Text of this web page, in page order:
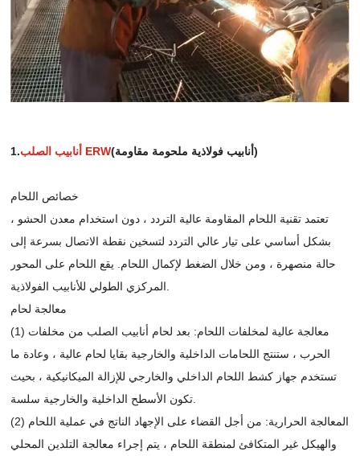
1. أنابيب الصلب ERW (أنابيب فولاذية ملحومة مقاومة)
خصائص اللحام
تعتمد تقنية اللحام المقاومة عالية التردد ، دون استخدام معدن الحشو ،
بشكل أساسي على تيار عالي التردد لتسخين نقطة الاتصال بسرعة إلى
حالة منصهرة ، ومن خلال الضغط لإكمال اللحام. يقع اللحام على المحور
معالجة لحام
(1) معالجة عالية لمخلفات اللحام: بعد لحام أنابيب الصلب من مخلفات
الحرب ، ستنتج اللحامات الداخلية والخارجية بقايا لحام عالية ، وعادة ما
تستخدم جهاز كشط اللحام الداخلي والخارجي للإزالة الميكانيكية ، بحيث
(2) المعالجة الحرارية: من أجل القضاء على الإجهاد الناتج في عملية اللحام
والهيكل غير المتكافئ لمنطقة اللحام ، يتم إجراء معالجة التلدين المحلي